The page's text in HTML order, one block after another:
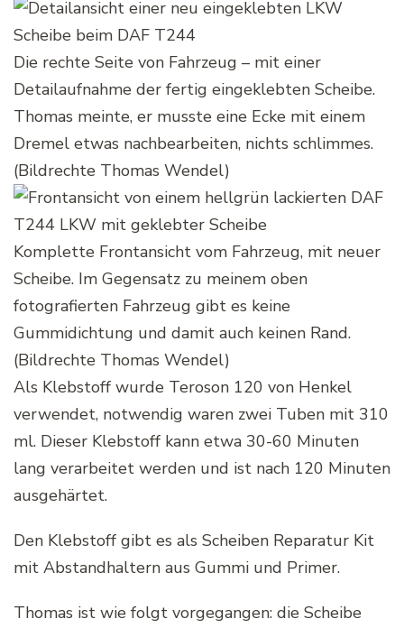
Die rechte Seite von Fahrzeug – mit einer
Detailaufnahme der fertig eingeklebten Scheibe.
Thomas meinte, er musste eine Ecke mit einem
Dremel etwas nachbearbeiten, nichts schlimmes.
(Bildrechte Thomas Wendel)
Komplette Frontansicht vom Fahrzeug, mit neuer
Scheibe. Im Gegensatz zu meinem oben
fotografierten Fahrzeug gibt es keine
Gummidichtung und damit auch keinen Rand.
(Bildrechte Thomas Wendel)
Als Klebstoff wurde Teroson 120 von Henkel
verwendet, notwendig waren zwei Tuben mit 310
ml. Dieser Klebstoff kann etwa 30-60 Minuten
lang verarbeitet werden und ist nach 120 Minuten
ausgehärtet.
Den Klebstoff gibt es als Scheiben Reparatur Kit
mit Abstandhaltern aus Gummi und Primer.
Thomas ist wie folgt vorgegangen: die Scheibe